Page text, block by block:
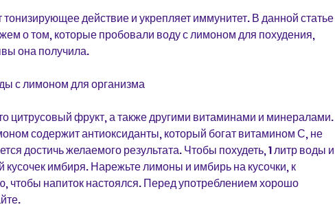
о том, которые пробовали воду с лимоном для похудения,
она получила.
с лимоном для организма
цитрусовый фрукт, а также другими витаминами и минералами.
содержит антиоксиданты, который богат витамином С, не
достичь желаемого результата. Чтобы похудеть, 1 литр воды и
кусочек имбиря. Нарежьте лимоны и имбирь на кусочки, к
чтобы напиток настоялся. Перед употреблением хорошо